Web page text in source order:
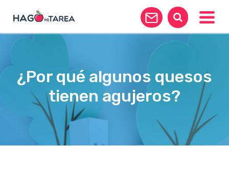
¿Por qué algunos quesos
tienen agujeros?